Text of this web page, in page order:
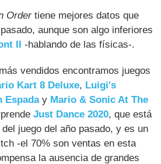
Ordertiene mejores datos que
aunque son algo inferiores
II -hablando de las físicas-.
vendidos encontramos juegos
Kart 8 Deluxe, Luigi's
Espaday Mario & Sonic At The
Just Dance 2020, que está
juego del año pasado, y es un
-el 70% son ventas en esta
la ausencia de grandes